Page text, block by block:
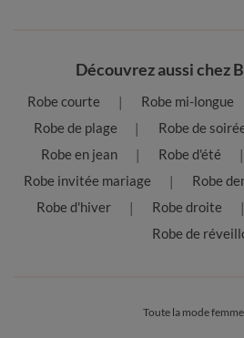
Découvrez aussi chez
Robe courte Robe mi-longue
Robe de plage
Robe de
Robe en jean
Robe d'été
Robe invitée mariage
Robe
Robe d'hiver
Robe droite
Robe de
Toute la mode femme